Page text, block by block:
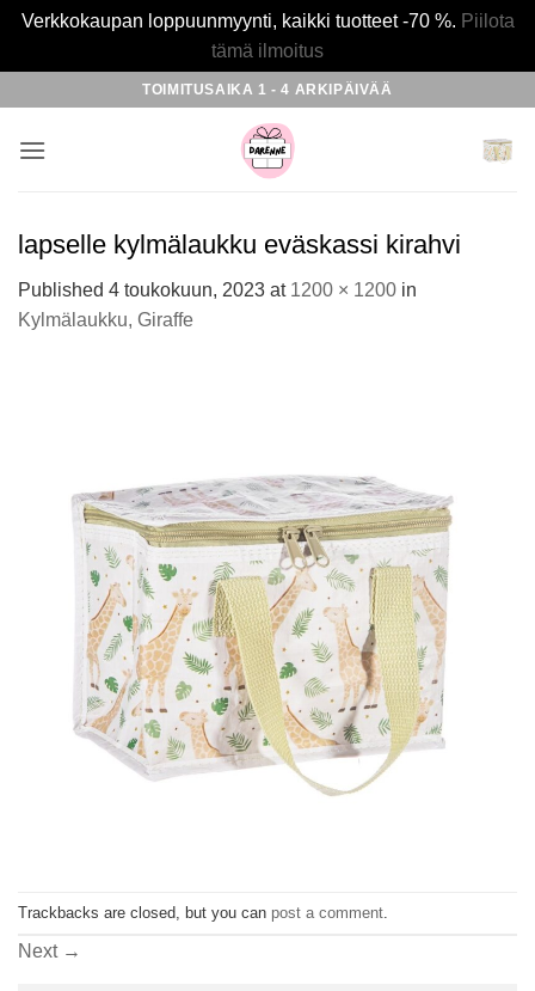
Verkkokaupan loppuunmyynti, kaikki tuotteet -70 %. Piilota
tämä ilmoitus
content
TOIMITUSAIKA 1 - 4 ARKIPÄIVÄÄ
lapselle kylmälaukku eväskassi kirahvi
Published 4 toukokuun, 2023 at 1200 × 1200 in
Kylmälaukku, Giraffe
Trackbacks are closed, but you can post a comment
Next →